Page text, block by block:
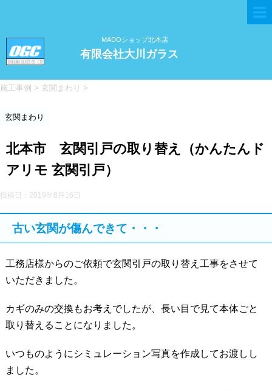
MADOショップ北本店
有限会社大川ガラス
施工事例 > 玄関まわり >
玄関まわり
北本市 玄関引戸の取り替え（かんたんド
アリモ 玄関引戸）
投稿日： 2019年8月16日
古い玄関が傷んできて・・・
工務店様からのご依頼で玄関引戸の取り替え工事をさせて
いただきました。
カギのみの交換もお考えでしたが、長い目で見て本体ごと
取り替えることになりました。
いつものようにシミュレーション写真を作成してお渡しし
ました。